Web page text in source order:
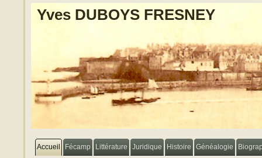
Yves DUBOYS FRESNEY
Accueil Fécamp Littérature Juridique Histoire Généalogie